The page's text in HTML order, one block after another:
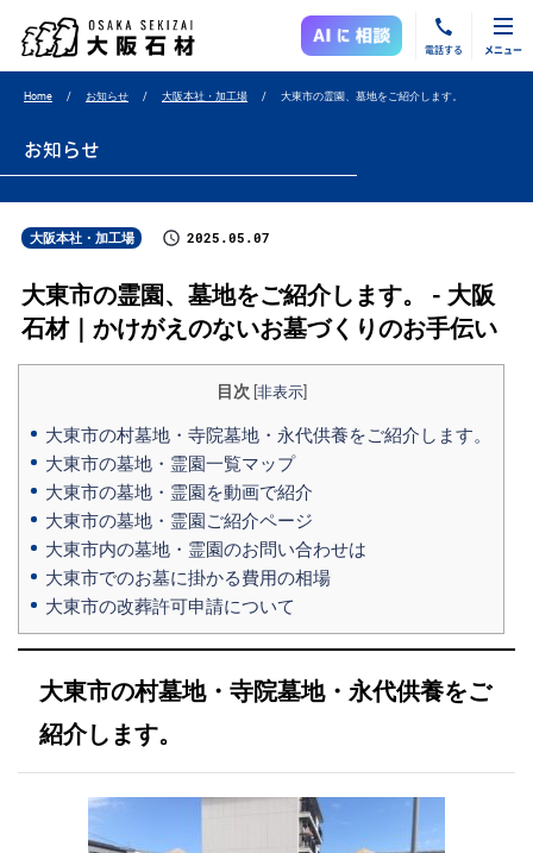
電話する メニュー
Home お知らせ 大阪本社・加工場 大東市の霊園、墓地をご紹介します。
お知らせ
大阪本社・加工場 2025.05.07
大東市の霊園、墓地をご紹介します。 - 大阪
石材｜かけがえのないお墓づくりのお手伝い
目次 非表示]
大東市の村墓地・寺院墓地・永代供養をご紹介します。
大東市の墓地・霊園一覧マップ
大東市の墓地・霊園を動画で紹介
大東市の墓地・霊園ご紹介ページ
大東市内の墓地・霊園のお問い合わせは
大東市でのお墓に掛かる費用の相場
大東市の改葬許可申請について
大東市の村墓地・寺院墓地・永代供養をご
紹介します。